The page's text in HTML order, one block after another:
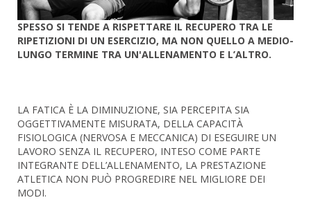
SPESSO SI TENDE A RISPETTARE IL RECUPERO TRA LE
RIPETIZIONI DI UN ESERCIZIO, MA NON QUELLO A MEDIO-
LUNGO TERMINE TRA UN'ALLENAMENTO E L’ALTRO.
LA FATICA È LA DIMINUZIONE, SIA PERCEPITA SIA
OGGETTIVAMENTE MISURATA, DELLA CAPACITÀ
FISIOLOGICA (NERVOSA E MECCANICA) DI ESEGUIRE UN
LAVORO SENZA IL RECUPERO, INTESO COME PARTE
INTEGRANTE DELL’ALLENAMENTO, LA PRESTAZIONE
ATLETICA NON PUÒ PROGREDIRE NEL MIGLIORE DEI
MODI.